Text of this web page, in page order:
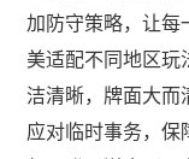
加防守策略，让每
美适配不同地区玩
洁清晰，牌面大
应对临时事务，保